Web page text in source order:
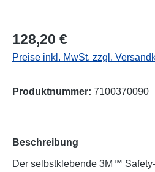
Regulärer Preis:
128,20 €
Preise inkl. MwSt. zzgl.
Produktnummer: 7100370090
Beschreibung
Der selbstklebende 3M™